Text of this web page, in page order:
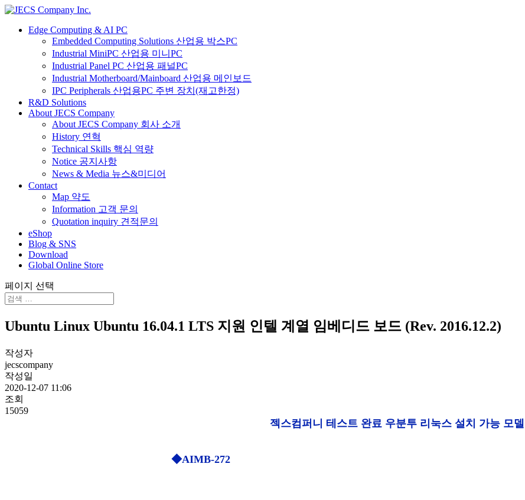
Edge Computing & AI PC
Embedded Computing Solutions 산업용 박스PC
Industrial MiniPC 산업용 미니PC
Industrial Panel PC 산업용 패널PC
Industrial Motherboard/Mainboard 산업용 메인보드
IPC Peripherals 산업용PC 주변 장치(재고한정)
R&D Solutions
About JECS Company
About JECS Company 회사 소개
History 연혁
Technical Skills 핵심 역량
Notice 공지사항
News & Media 뉴스&미디어
Contact
Map 약도
Information 고객 문의
Quotation inquiry 견적문의
eShop
Blog & SNS
Download
Global Online Store
페이지 선택
Ubuntu Linux Ubuntu 16.04.1 LTS 지원 인텔 계열 임베디드 보드 (Rev. 2016.12.2)
작성자
jecscompany
작성일
2020-12-07 11:06
조회
15059
젝스컴퍼니 테스트 완료 우분투 리눅스 설치 가능 모델
◆AIMB-272